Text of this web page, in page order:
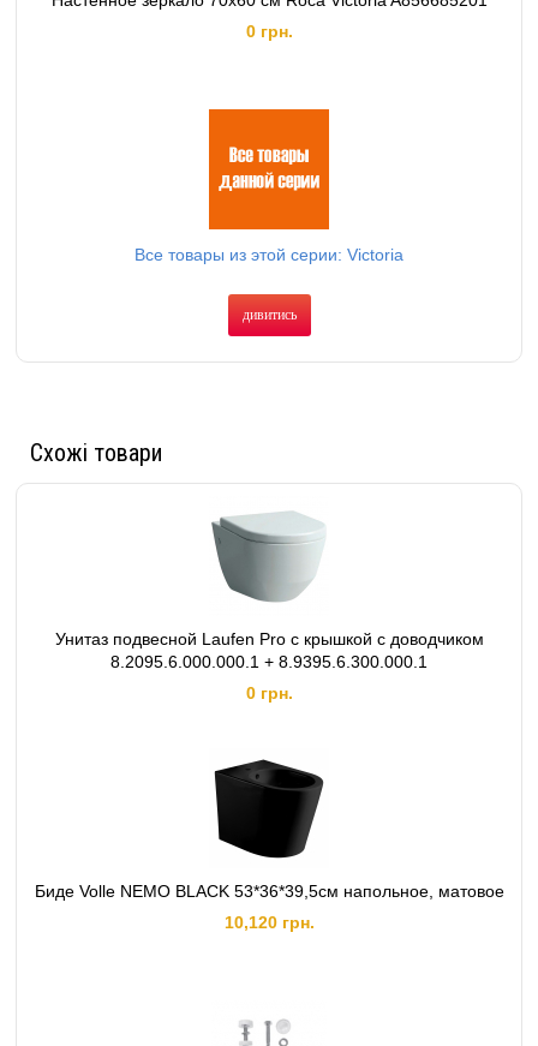
0 грн.
Все товары из этой серии: Victoria
дивитись
Схожі товари
Унитаз подвесной Laufen Pro с крышкой с доводчиком
8.2095.6.000.000.1 + 8.9395.6.300.000.1
0 грн.
Биде Volle NEMO BLACK 53*36*39,5см напольное, матовое
10,120 грн.